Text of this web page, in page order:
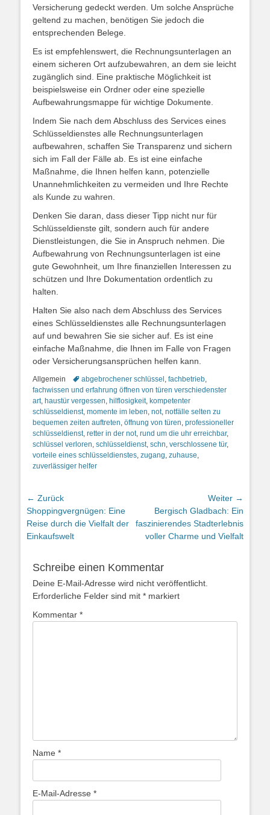
Versicherung gedeckt werden. Um solche Ansprüche
geltend zu machen, benötigen Sie jedoch die
entsprechenden Belege.
Es ist empfehlenswert, die Rechnungsunterlagen an
einem sicheren Ort aufzubewahren, an dem sie leicht
zugänglich sind. Eine praktische Möglichkeit ist
beispielsweise ein Ordner oder eine spezielle
Aufbewahrungsmappe für wichtige Dokumente.
Indem Sie nach dem Abschluss des Services eines
Schlüsseldienstes alle Rechnungsunterlagen
aufbewahren, schaffen Sie Transparenz und sichern
sich im Fall der Fälle ab. Es ist eine einfache
Maßnahme, die Ihnen helfen kann, potenzielle
Unannehmlichkeiten zu vermeiden und Ihre Rechte
als Kunde zu wahren.
Denken Sie daran, dass dieser Tipp nicht nur für
Schlüsseldienste gilt, sondern auch für andere
Dienstleistungen, die Sie in Anspruch nehmen. Die
Aufbewahrung von Rechnungsunterlagen ist eine
gute Gewohnheit, um Ihre finanziellen Interessen zu
schützen und Ihre Dokumentation ordentlich zu
halten.
Halten Sie also nach dem Abschluss des Services
eines Schlüsseldienstes alle Rechnungsunterlagen
auf und bewahren Sie sie sicher auf. Es ist eine
einfache Maßnahme, die Ihnen im Falle von Fragen
oder Versicherungsansprüchen helfen kann.
Kategorien
Allgemein Schlagworte
abgebrochener schlüssel , fachbetrieb,
fachwissen und erfahrung öffnen von türen verschiedenster
art, haustür vergessen, hilflosigkeit, kompetenter
schlüsseldienst, momente im leben, not, notfälle selten zu
bequemen zeiten auftreten, öffnung von türen, professioneller
schlüsseldienst, retter in der not, rund um die uhr erreichbar,
schlüssel verloren, schlüsseldienst, schn, verschlossene tür,
vorteile eines schlüsseldienstes, zugang, zuhause,
zuverlässiger helfer
Beitragsnavigation
← Zurück
Vorheriger
Beitrag:
Shoppingvergnügen: Eine
Reise durch die Vielfalt der
Einkaufswelt
Weiter →
Nächster
Beitrag:
Bergisch Gladbach: Ein
faszinierendes Stadterlebnis
voller Charme und Vielfalt
Schreibe einen Kommentar
Deine E-Mail-Adresse wird nicht veröffentlicht.
Erforderliche Felder sind mit * markiert
Kommentar *
Name *
E-Mail-Adresse *